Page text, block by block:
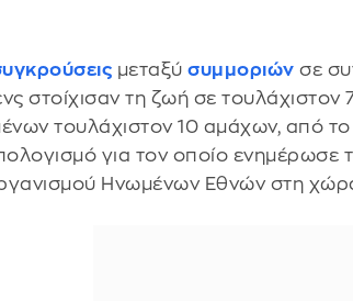
μεταξύσυμμοριών σε
στοίχισαν τη ζωή σε
τουλάχιστον 10 αμάχων, από
για τον οποίο ενημέρωσε
Ηνωμένων Εθνών στη